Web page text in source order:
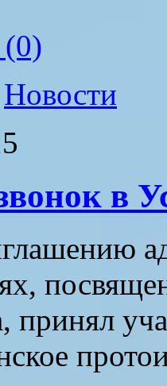
Новости
в
принял